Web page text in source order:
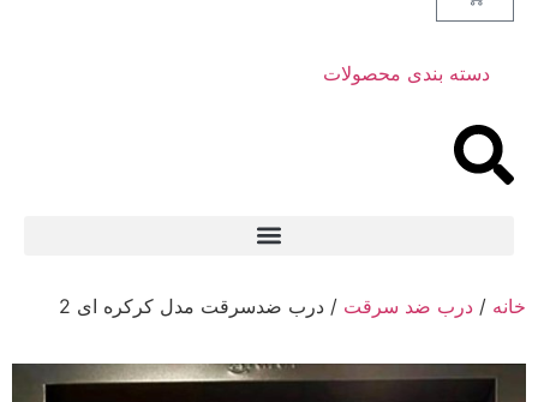
دسته بندی محصولات
خانه / درب ضد سرقت / درب ضدسرقت مدل کرکره ای 2